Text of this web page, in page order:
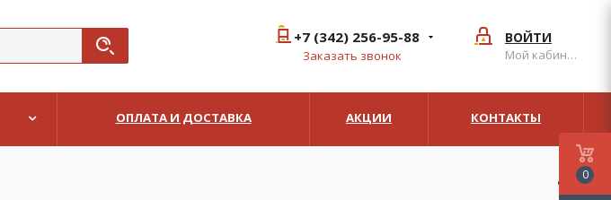
ВОЙТИ
Мой кабинет
+7 (342) 256-95-88
Заказать звонок
ОПЛАТА И ДОСТАВКА АКЦИИ КОНТАКТЫ
0